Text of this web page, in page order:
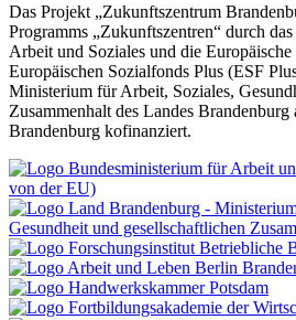
Das Projekt „Zukunftszentrum
Programms „Zukunftszentren“ durch
Arbeit und Soziales und die
Europäischen Sozialfonds Plus (ESF
Ministerium für Arbeit, Soziales,
Zusammenhalt des Landes
Brandenburg kofinanziert.